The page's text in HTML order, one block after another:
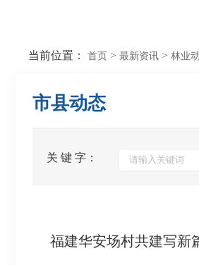
当前位置： 首页 > 最新资讯 > 林业
市县动态
关 键 字：
福建华安场村共建写新